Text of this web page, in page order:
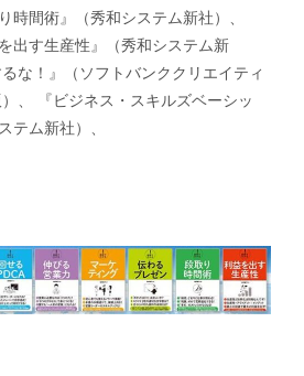
時間術』（秀和システム新社）、
出す生産性』（秀和システム新
な！』（ソフトバンククリエイティ
、 『ビジネス・スキルズベーシッ
ム新社）、